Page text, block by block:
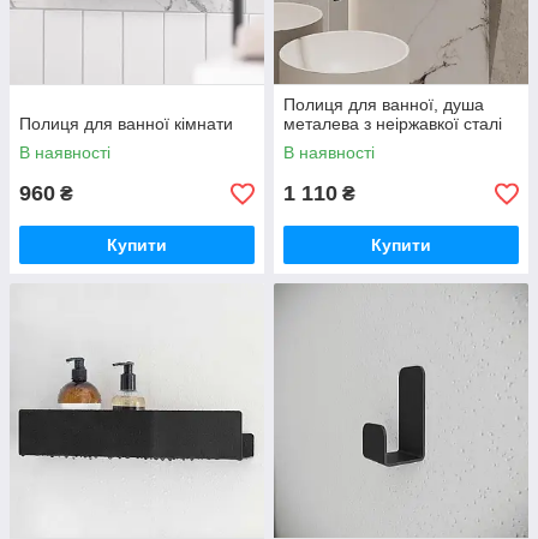
Полиця для ванної кімнати
В наявності
960 ₴
Купити
Полиця для ванної, душа
металева з неіржавкої сталі
В наявності
1 110 ₴
Купити